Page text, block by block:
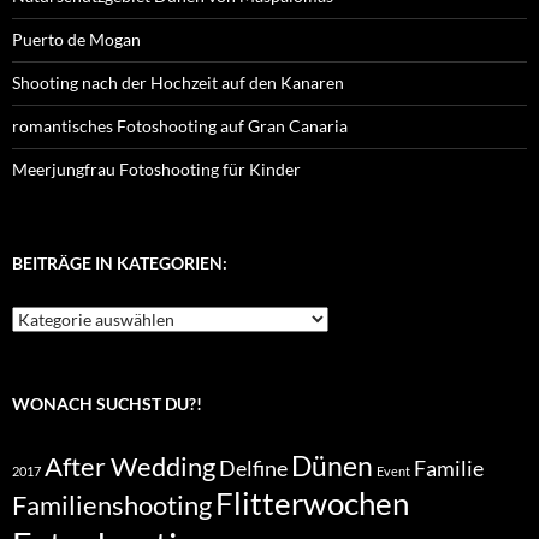
Puerto de Mogan
Shooting nach der Hochzeit auf den Kanaren
romantisches Fotoshooting auf Gran Canaria
Meerjungfrau Fotoshooting für Kinder
BEITRÄGE IN KATEGORIEN:
Beiträge
in
WONACH SUCHST DU?!
2017 After WeddingDelfine Dünen Event Familie
FamilienshootingFlitterwochen